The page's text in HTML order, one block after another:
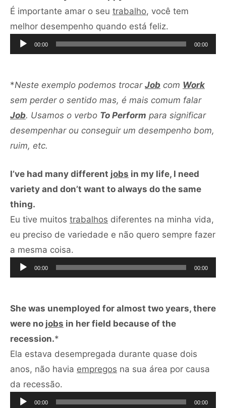
É importante amar o seu trabalho, você tem
melhor desempenho quando está feliz.
de
áudio
00:00 00:00
*Neste exemplo podemos trocar Job com Work
sem perder o sentido mas, é mais comum falar
Job. Usamos o verbo To Perform para significar
desempenhar ou conseguir um desempenho bom,
ruim, etc.
I’ve had many different jobs in my life, I need
variety and don’t want to always do the same
thing.
Eu tive muitos trabalhos diferentes na minha vida,
eu preciso de variedade e não quero sempre fazer
a mesma coisa.
de
áudio
00:00 00:00
She was unemployed for almost two years, there
were no jobs in her field because of the
recession.*
Ela estava desempregada durante quase dois
anos, não havia empregos na sua área por causa
da recessão.
de
00:00 00:00